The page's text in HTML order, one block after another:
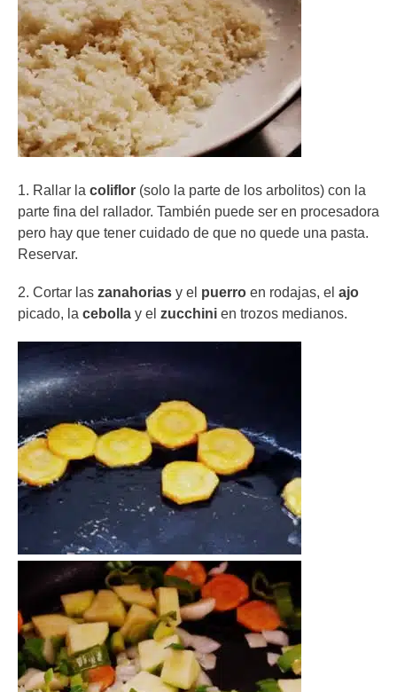
1. Rallar la coliflor (solo la parte de los arbolitos) con la
parte fina del rallador. También puede ser en procesadora
pero hay que tener cuidado de que no quede una pasta.
Reservar.
2. Cortar las zanahorias y el puerro en rodajas, el ajo
picado, la cebolla y el zucchini en trozos medianos.